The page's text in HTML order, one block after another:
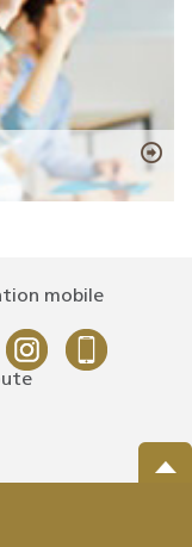
mobile